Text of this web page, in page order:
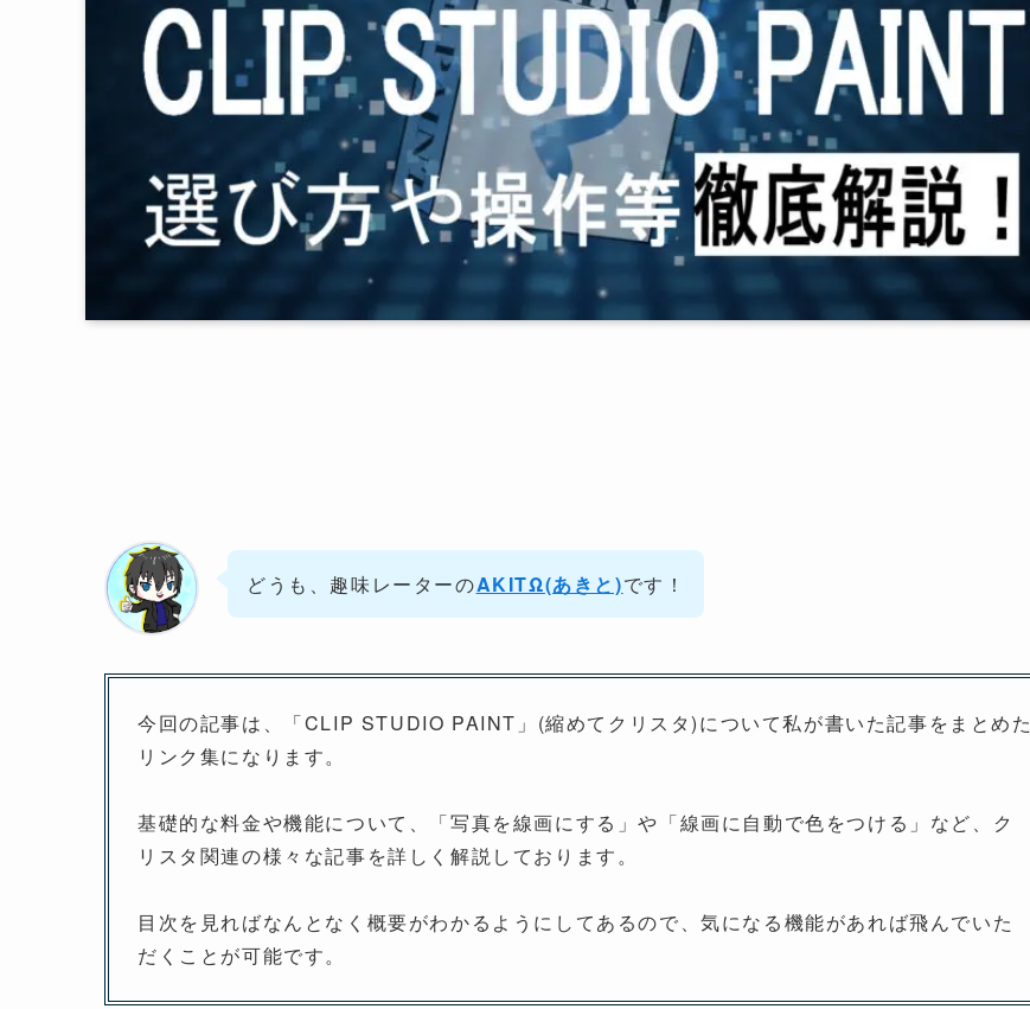
どうも、趣味レーターのAKITΩ(あきと)です！
今回の記事は、「CLIP STUDIO PAINT」(縮めてクリスタ)について私が書いた記事をまとめた
リンク集になります。
基礎的な料金や機能について、「写真を線画にする」や「線画に自動で色をつける」など、ク
リスタ関連の様々な記事を詳しく解説しております。
目次を見ればなんとなく概要がわかるようにしてあるので、気になる機能があれば飛んでいた
だくことが可能です。